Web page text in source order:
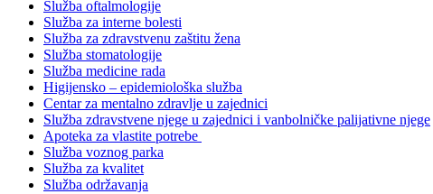
Služba oftalmologije
Služba za interne bolesti
Služba za zdravstvenu zaštitu žena
Služba stomatologije
Služba medicine rada
Higijensko – epidemiološka služba
Centar za mentalno zdravlje u zajednici
Služba zdravstvene njege u zajednici i vanbolničke palijativne njege
Apoteka za vlastite potrebe
Služba voznog parka
Služba za kvalitet
Služba održavanja